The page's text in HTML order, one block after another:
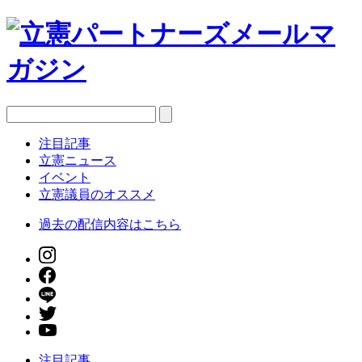
注目記事
立憲ニュース
イベント
立憲議員のオススメ
過去の配信内容はこちら